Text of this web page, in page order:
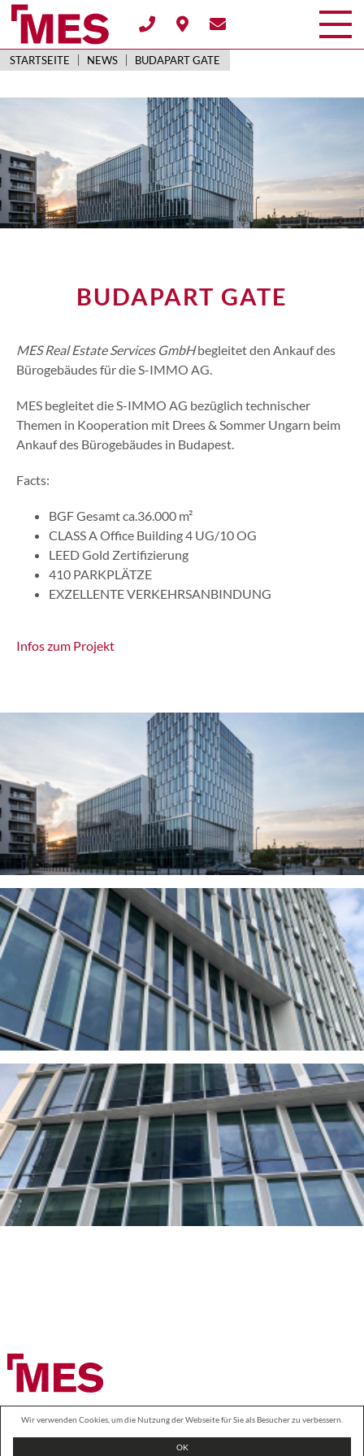
STARTSEITE NEWS BUDAPART GATE
BUDAPART GATE
MES Real Estate Services GmbHbegleitet den Ankauf des
Bürogebäudes für die S-IMMO AG.
MES begleitet die S-IMMO AG bezüglich technischer
Themen in Kooperation mit Drees & Sommer Ungarn beim
Ankauf des Bürogebäudes in Budapest.
Facts:
BGF Gesamt ca.36.000 m²
CLASS A Office Building 4 UG/10 OG
LEED Gold Zertifizierung
410 PARKPLÄTZE
EXZELLENTE VERKEHRSANBINDUNG
Infos zum Projekt
© 2026 MES Real Estate Services GmbH
OK
Wir verwenden Cookies, um die Nutzung der Webseite für Sie als Besucher zu verbessern.